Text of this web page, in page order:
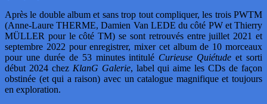
Après le double album et sans trop tout compliquer, les trois PWTM
(Anne-Laure THERME, Damien Van LEDE du côté PW et Thierry
MÜLLER pour le côté TM) se sont retrouvés entre juillet 2021 et
septembre 2022 pour enregistrer, mixer cet album de 10 morceaux
pour une durée de 53 minutes intitulé Curieuse Quiétude et sorti
début 2024 chez KlanG Galerie, label qui aime les CDs de façon
obstinée (et qui a raison) avec un catalogue magnifique et toujours
en exploration.